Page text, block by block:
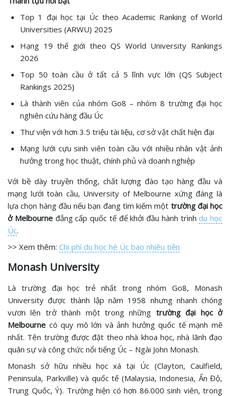
Top 1 đại học tại Úc theo Academic Ranking of World
Universities (ARWU) 2025
Hạng 19 thế giới theo QS World University Rankings
2026
Top 50 toàn cầu ở tất cả 5 lĩnh vực lớn (QS Subject
Rankings 2025)
Là thành viên của nhóm Go8 – nhóm 8 trường đại học
nghiên cứu hàng đầu Úc
Thư viện với hơn 3.5 triệu tài liệu, cơ sở vật chất hiện đại
Mạng lưới cựu sinh viên toàn cầu với nhiều nhân vật ảnh
hưởng trong học thuật, chính phủ và doanh nghiệp
Với bề dày truyền thống, chất lượng đào tạo hàng đầu và
mạng lưới toàn cầu, University of Melbourne xứng đáng là
lựa chọn hàng đầu nếu bạn đang tìm kiếm một trường đại học
ở Melbourne đẳng cấp quốc tế để khởi đầu hành trìnhdu học
Úc.
>> Xem thêm: Chi phí du học hè Úc bao nhiêu tiền
Monash University
Là trường đại học trẻ nhất trong nhóm Go8, Monash
University được thành lập năm 1958 nhưng nhanh chóng
vươn lên trở thành một trong những trường đại học ở
Melbourne có quy mô lớn và ảnh hưởng quốc tế mạnh mẽ
nhất. Tên trường được đặt theo nhà khoa học, nhà lãnh đạo
quân sự và công chức nổi tiếng Úc – Ngài John Monash.
Monash sở hữu nhiều học xá tại Úc (Clayton, Caulfield,
Peninsula, Parkville) và quốc tế (Malaysia, Indonesia, Ấn Độ,
Trung Quốc, Ý). Trường hiện có hơn 86.000 sinh viên, trong